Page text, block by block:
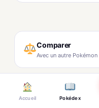
Comparer
Avec un autre Pokémon
Constructeur
Ajouter à une équipe
Accueil Pokédex